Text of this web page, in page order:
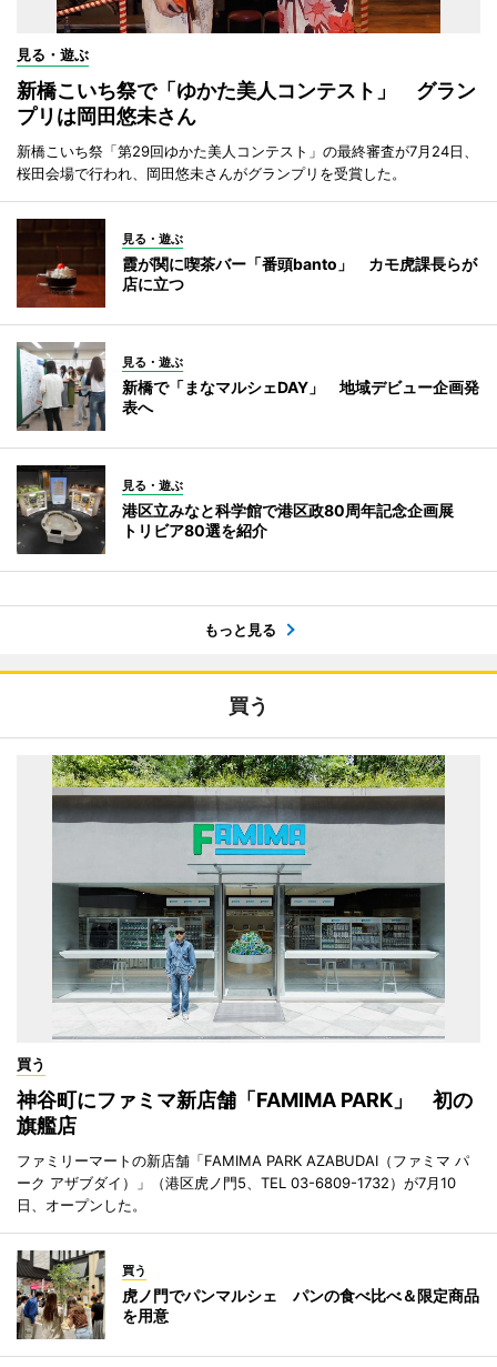
見る・遊ぶ
新橋こいち祭で「ゆかた美人コンテスト」 グラン
プリは岡田悠未さん
新橋こいち祭「第29回ゆかた美人コンテスト」の最終審査が7月24日、
桜田会場で行われ、岡田悠未さんがグランプリを受賞した。
見る・遊ぶ
霞が関に喫茶バー「番頭banto」 カモ虎課長らが
店に立つ
見る・遊ぶ
新橋で「まなマルシェDAY」 地域デビュー企画発
表へ
見る・遊ぶ
港区立みなと科学館で港区政80周年記念企画展
トリビア80選を紹介
もっと見る
買う
買う
神谷町にファミマ新店舗「FAMIMA PARK」 初の
旗艦店
ファミリーマートの新店舗「FAMIMA PARK AZABUDAI（ファミマ パ
ーク アザブダイ）」（港区虎ノ門5、TEL 03-6809-1732）が7月10
日、オープンした。
買う
虎ノ門でパンマルシェ パンの食べ比べ＆限定商品
を用意